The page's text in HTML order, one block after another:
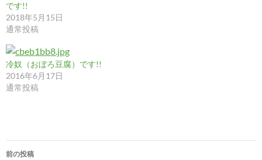
です!!
2018年5月15日
通常投稿
冷奴（おぼろ豆腐）です!!
2016年6月17日
通常投稿
投
前の投稿